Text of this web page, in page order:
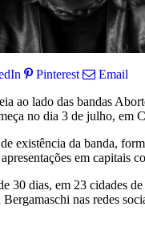
Pinterest
Email
ao lado das bandas
no dia 3 de julho, em
existência da banda,
em
30 dias, em 23 cidades
nas redes